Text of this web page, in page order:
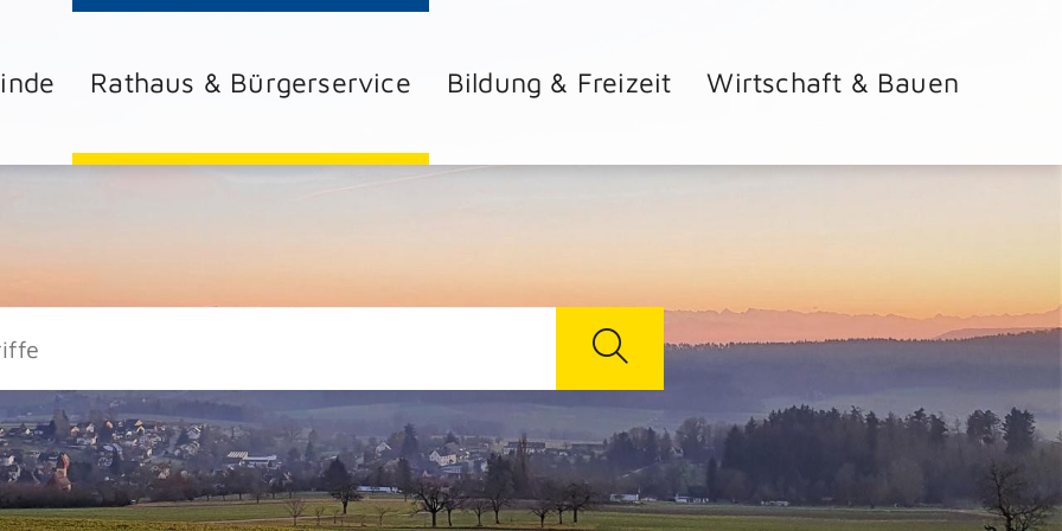
Rathaus & Bürgerservice Bildung & Freizeit Wirtschaft & Bauen